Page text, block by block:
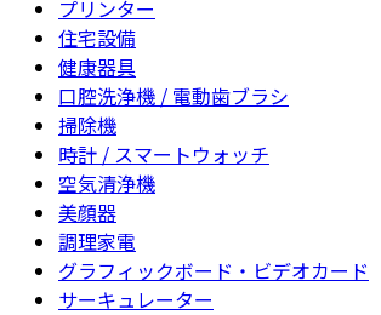
プリンター
住宅設備
健康器具
口腔洗浄機 / 電動歯ブラシ
掃除機
時計 / スマートウォッチ
空気清浄機
美顔器
調理家電
グラフィックボード・ビデオカード
サーキュレーター